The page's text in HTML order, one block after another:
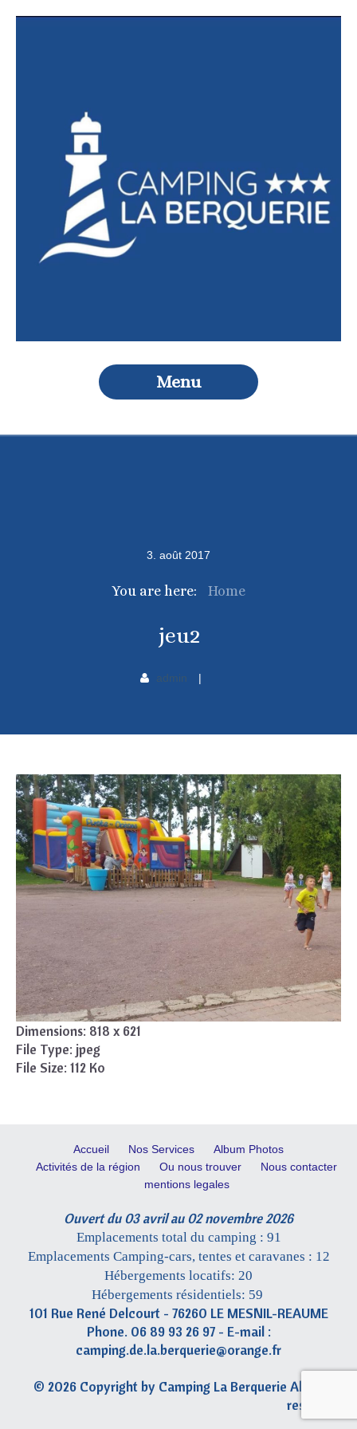
Menu
3 août 2017
You are here: Home
jeu2
admin
Dimensions: 818 x 621
File Type: jpeg
File Size: 112 Ko
Accueil Nos Services
Album Photos
Activités de la région
Ou nous trouver
Nous contacter
mentions legales
Ouvert du 03 avril au 02 novembre 2026
Emplacements total du camping : 91
Emplacements Camping-cars, tentes et caravanes : 12
Hébergements locatifs: 20
Hébergements résidentiels: 59
101 Rue René Delcourt - 76260 LE MESNIL-REAUME
Phone. 06 89 93 26 97 - E-mail :
camping.de.la.berquerie@orange.fr
© 2026 Copyright by Camping La Berquerie All rights
reserved.